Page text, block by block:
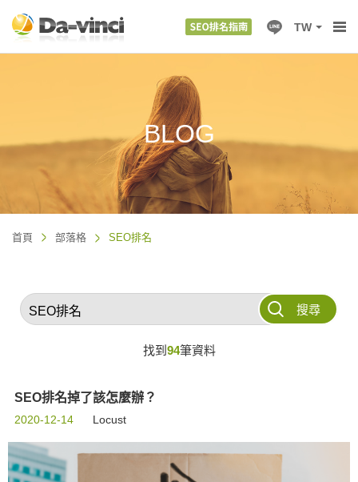
TW
BLOG
首頁 部落格 SEO排名
搜尋
找到 94筆資料
SEO排名掉了該怎麼辦？
2020-12-14 Locust